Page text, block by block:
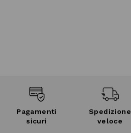
Pagamenti
sicuri
Spedizione
veloce